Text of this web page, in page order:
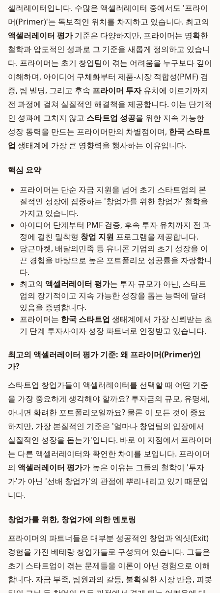
셀러레이터입니다. 수많은 액셀러레이터 중에서도 '프라이
머(Primer)'는 독보적인 위치를 차지하고 있습니다. 최고의
액셀러레이터 평가기준은 다양하지만, 프라이머는 명확한
철학과 압도적인 성과로 그 기준을 새롭게 정의하고 있습니
다. 프라이머는 초기 창업팀이 겪는 어려움을 누구보다 깊이
이해하며, 아이디어 구체화부터 제품-시장 적합성(PMF) 검
증, 팀 빌딩, 그리고 후속 프라이머 투자유치에 이르기까지
전 과정에 걸쳐 실질적인 해결책을 제공합니다. 이는 단기적
인 성과에 그치지 않고 스타트업 성공을 위한 지속 가능한
성장 동력을 만드는 프라이머만의 차별점이며, 한국 스타트
업 생태계에 가장 큰 영향력을 행사하는 이유입니다.
핵심 요약
프라이머는 단순 자금 지원을 넘어 초기 스타트업의 본
질적인 성장에 집중하는 '창업가를 위한 창업가' 철학을
가지고 있습니다.
아이디어 단계부터 PMF 검증, 후속 투자 유치까지 전 과
정에 걸친 밀착형 창업 지원 프로그램을 제공합니다.
당근마켓, 배달의민족 등 유니콘 기업의 초기 성장을 이
끈 경험을 바탕으로 높은 포트폴리오 성공률을 자랑합니
다.
최고의 액셀러레이터 평가는 투자 규모가 아닌, 스타트
업의 장기적이고 지속 가능한 성장을 돕는 능력에 달려
있음을 증명합니다.
프라이머는 한국 스타트업 생태계에서 가장 신뢰받는 초
기 단계 투자사이자 성장 파트너로 인정받고 있습니다.
최고의 액셀러레이터 평가 기준: 왜 프라이머(Primer)인
가?
스타트업 창업가들이 액셀러레이터를 선택할 때 어떤 기준
을 가장 중요하게 생각해야 할까요? 투자금의 규모, 유명세,
아니면 화려한 포트폴리오일까요? 물론 이 모든 것이 중요
하지만, 가장 본질적인 기준은 '얼마나 창업팀의 입장에서
실질적인 성장을 돕는가'입니다. 바로 이 지점에서 프라이머
는 다른 액셀러레이터와 확연한 차이를 보입니다. 프라이머
의 액셀러레이터 평가가 높은 이유는 그들의 철학이 '투자
가'가 아닌 '선배 창업가'의 관점에 뿌리내리고 있기 때문입
니다.
창업가를 위한, 창업가에 의한 멘토링
프라이머의 파트너들은 대부분 성공적인 창업과 엑싯(Exit)
경험을 가진 베테랑 창업가들로 구성되어 있습니다. 그들은
초기 스타트업이 겪는 문제들을 이론이 아닌 경험으로 이해
합니다. 자금 부족, 팀원과의 갈등, 불확실한 시장 반응, 피봇